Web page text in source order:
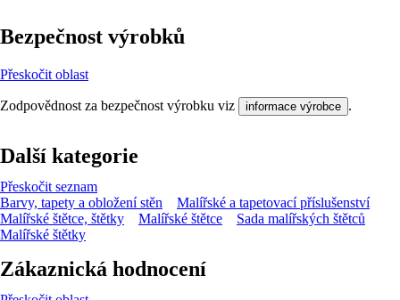
Bezpečnost výrobků
Přeskočit oblast
Zodpovědnost za bezpečnost výrobku viz informace výrobce .
Další kategorie
Přeskočit seznam
Barvy, tapety a obložení stěn
Malířské a tapetovací příslušenství
Malířské štětce, štětky
Malířské štětce
Sada malířských štětců
Malířské štětky
Zákaznická hodnocení